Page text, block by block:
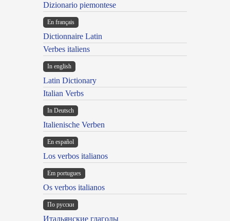
Dizionario piemontese
En français
Dictionnaire Latin
Verbes italiens
In english
Latin Dictionary
Italian Verbs
In Deutsch
Italienische Verben
En español
Los verbos italianos
Em portugues
Os verbos italianos
По русски
Итальянские глаголы